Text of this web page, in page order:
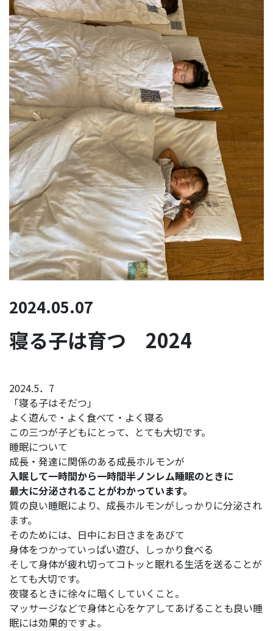
2024.05.07
寝る子は育つ 2024
2024.5．7
「寝る子はそだつ」
よく遊んで・よく食べて・よく寝る
この三つが子どもにとって、とても大切です。
睡眠について
成長・発達に関係のある成長ホルモンが
入眠して一時間から一時間半ノンレム睡眠のときに
最大に分泌されることがわかっています。
質の良い睡眠により、成長ホルモンがしっかりに分泌され
ます。
そのためには、日中にお日さまをあびて
身体をつかっていっぱい遊び、しっかり食べる
そして身体が疲れ切ってコトッと眠れる生活を送ることが
とても大切です。
夜寝るときに徐々に暗くしていくこと。
マッサージなどで身体と心をケアしてあげることも良い睡
眠には効果的ですよ。